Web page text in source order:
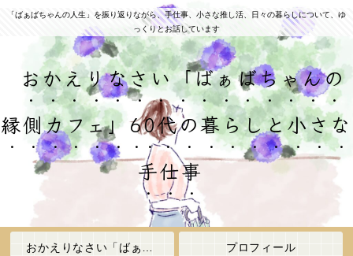
「ばぁばちゃんの人生」を振り返りながら、手仕事、小さな推し活、日々の暮らしについて、ゆ
っくりとお話しています
おかえりなさい「ばぁばちゃんの
縁側カフェ」60代の暮らしと小さな
手仕事
プロフィール